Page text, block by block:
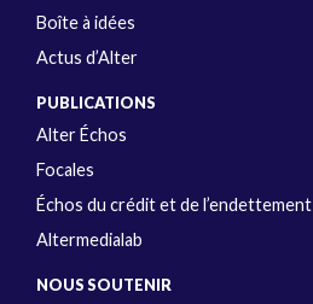
Boîte à idées
Actus d’Alter
PUBLICATIONS
Alter Échos
Focales
Échos du crédit et de l’endettement
Altermedialab
NOUS SOUTENIR